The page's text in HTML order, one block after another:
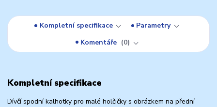
Kompletní specifikace
Parametry
Komentáře
0
Kompletní specifikace
Dívčí spodní kalhotky pro malé holčičky s obrázkem na přední